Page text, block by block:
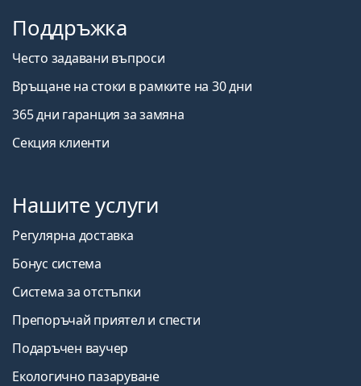
Поддръжка
Често задавани въпроси
Връщане на стоки в рамките на 30 дни
365 дни гаранция за замяна
Секция клиенти
Нашите услуги
Регулярна доставка
Бонус система
Система за отстъпки
Препоръчай приятел и спести
Подаръчен ваучер
Екологично пазаруване